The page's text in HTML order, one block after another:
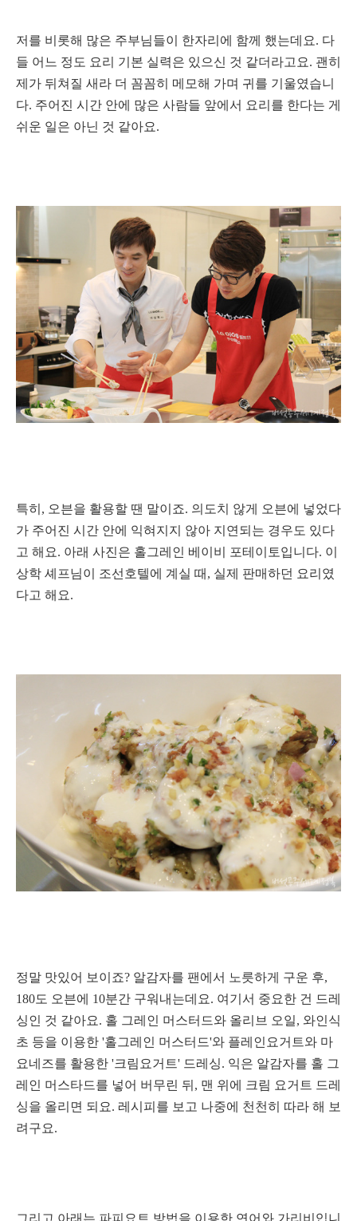
저를 비롯해 많은 주부님들이 한자리에 함께 했는데요. 다
들 어느 정도 요리 기본 실력은 있으신 것 같더라고요. 괜히
제가 뒤쳐질 새라 더 꼼꼼히 메모해 가며 귀를 기울였습니
다. 주어진 시간 안에 많은 사람들 앞에서 요리를 한다는 게
쉬운 일은 아닌 것 같아요.
특히, 오븐을 활용할 땐 말이죠. 의도치 않게 오븐에 넣었다
가 주어진 시간 안에 익혀지지 않아 지연되는 경우도 있다
고 해요. 아래 사진은 홀그레인 베이비 포테이토입니다. 이
상학 셰프님이 조선호텔에 계실 때, 실제 판매하던 요리였
다고 해요.
정말 맛있어 보이죠? 알감자를 팬에서 노릇하게 구운 후,
180도 오븐에 10분간 구워내는데요. 여기서 중요한 건 드레
싱인 것 같아요. 홀 그레인 머스터드와 올리브 오일, 와인식
초 등을 이용한 '홀그레인 머스터드'와 플레인요거트와 마
요네즈를 활용한 '크림요거트' 드레싱. 익은 알감자를 홀 그
레인 머스타드를 넣어 버무린 뒤, 맨 위에 크림 요거트 드레
싱을 올리면 되요. 레시피를 보고 나중에 천천히 따라 해 보
려구요.
그리고 아래는 파피요트 방법을 이용한 연어와 가리비입니